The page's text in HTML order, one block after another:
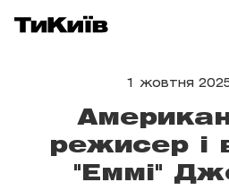
1 жовтня
режисер і
"Еммі"